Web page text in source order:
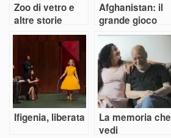
Zoo di vetro e
altre storie
Afghanistan: il
grande gioco
Ifigenia, liberata
La memoria che
vedi